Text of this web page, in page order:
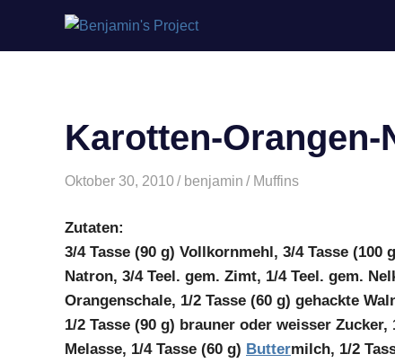
Karotten-
Oktober 30, 2010 benjamin Muffins
Zutaten:
3/4 Tasse (90 g) Vollkornmehl, 3/4 Tasse (100
Natron, 3/4 Teel. gem. Zimt, 1/4 Teel. gem.
Orangenschale, 1/2 Tasse (60 g) gehackte
1/2 Tasse (90 g) brauner oder weisser
Melasse, 1/4 Tasse (60 g) Buttermilch, 1/2